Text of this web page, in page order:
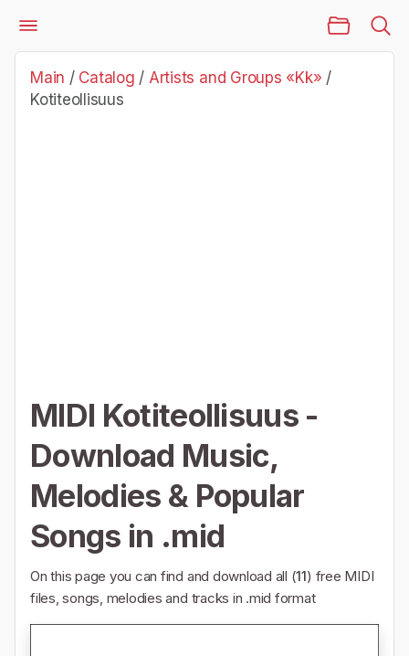
Catalog
Artists and Groups «Kk»
Kotiteollisuus
Main / Catalog / Artists and Groups «Kk» /
Kotiteollisuus
MIDI Kotiteollisuus -
Download Music,
Melodies & Popular
Songs in .mid
On this page you can find and download all (11) free MIDI
files, songs, melodies and tracks in .mid format